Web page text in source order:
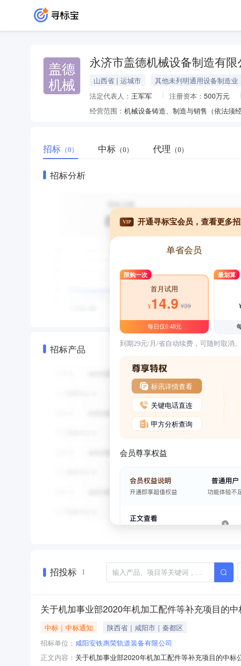
盖德
机械
永济市盖德机械设备制造有限
山西省 | 运城市 其他未列明通用设备制造业
法定代表人： 王军军 注册资本： 500万元
经营范围： 机械设备铸造、制造与销售（依法须
招标 （0） 中标 （0） 代理 （0）
招标分析
招标产品
VIP 开通寻标宝会员，查看更多
单省会员
限购一次
首月试用
¥14.9 ¥39
每日仅0.48元
最划算
到期29元/月/省自动续费，可随时取消。
标讯详情查看
关键电话直连
甲方分析查询
会员尊享权益
招投标 1
关于机加事业部2020年机加工配件等补充项目的
中标｜中标通知
陕西省｜咸阳市｜秦都区
招标单位： 咸阳安铁惠荣轨道装备有限公司
正文内容： 关于机加事业部2020年机加工配件等补充项目的中